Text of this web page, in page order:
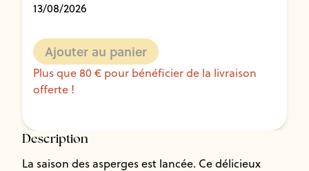
13/08/2026
Plus que 80 € pour bénéficier de la livraison
offerte !
Description
La saison des asperges est lancée. Ce délicieux